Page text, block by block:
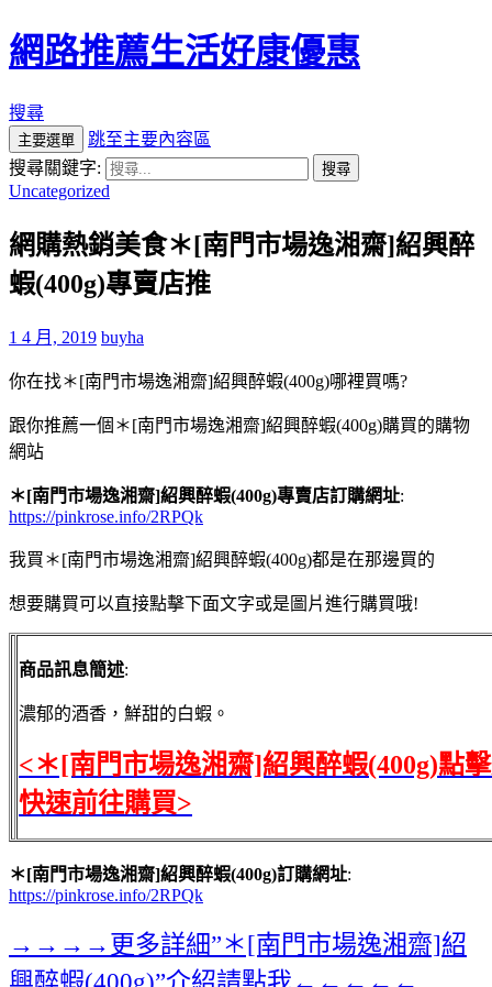
網路推薦生活好康優惠
搜尋
主要選單
跳至主要內容區
搜尋關鍵字:
Uncategorized
網購熱銷美食＊[南門市場逸湘齋]紹興醉
蝦(400g)專賣店推
1 4 月, 2019 buyha
你在找＊[南門市場逸湘齋]紹興醉蝦(400g)哪裡買嗎?
跟你推薦一個＊[南門市場逸湘齋]紹興醉蝦(400g)購買的購物
網站
＊[南門市場逸湘齋]紹興醉蝦(400g)專賣店訂購網址:
https://pinkrose.info/2RPQk
我買＊[南門市場逸湘齋]紹興醉蝦(400g)都是在那邊買的
想要購買可以直接點擊下面文字或是圖片進行購買哦!
商品訊息簡述:
濃郁的酒香，鮮甜的白蝦。
<＊[南門市場逸湘齋]紹興醉蝦(400g)點
快速前往購買>
＊[南門市場逸湘齋]紹興醉蝦(400g)訂購網址:
https://pinkrose.info/2RPQk
→→→→更多詳細”＊[南門市場逸湘齋]紹
興醉蝦(400g)”介紹請點我←←←←←